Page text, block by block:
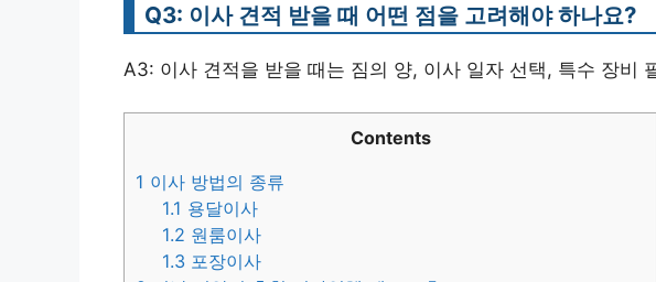
Q3: 이사 견적 받을 때 어떤 점을 고려해야 하나요?
A3: 이사 견적을 받을 때는 짐의 양, 이사 일자 선택, 특수 장비
Contents
1 이사 방법의 종류
1.1 용달이사
1.2 원룸이사
1.3 포장이사